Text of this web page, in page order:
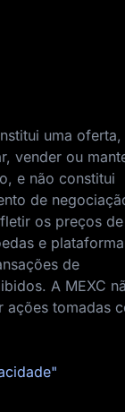
uma oferta,
vender ou
e não constitui
de
os preços de
e
de
A MEXC
ações tomadas